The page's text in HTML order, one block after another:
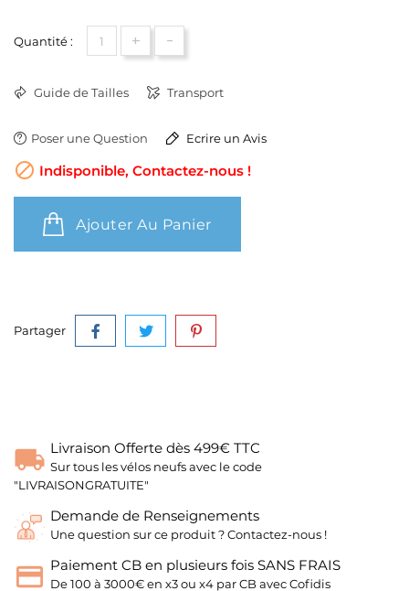
Quantité : + -
Guide de Tailles Transport
Poser une Question Ecrire un Avis
 Indisponible, Contactez-nous !
Ajouter Au Panier
Partager
Livraison Offerte dès 499€ TTC
Sur tous les vélos neufs avec le code
"LIVRAISONGRATUITE"
Demande de Renseignements
Une question sur ce produit ? Contactez-nous !
Paiement CB en plusieurs fois SANS FRAIS
De 100 à 3000€ en x3 ou x4 par CB avec Cofidis